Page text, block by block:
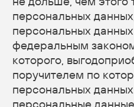
были собраны персональные
срок не предусмотрен
действующим
Пользователь может в любой
свое согласие на обработку
данных, направив Оператору
посредством электронной
адрес
Оператора
«Отзыв согласия на обработку